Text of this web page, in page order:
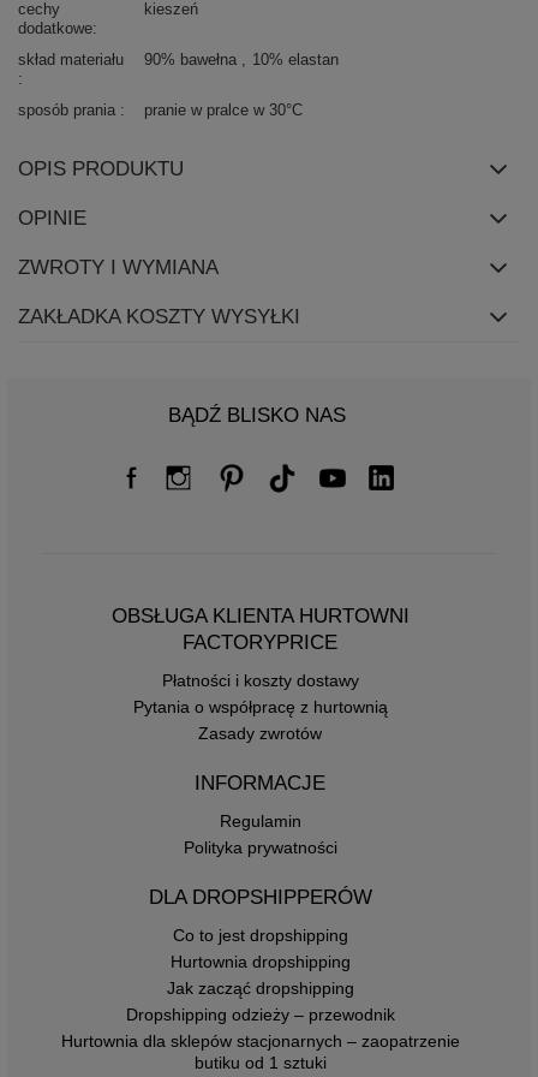
cechy
dodatkowe
kieszeń
skład materiału 90% bawełna 10% elastan
sposób prania pranie w pralce w 30°C
OPIS PRODUKTU
OPINIE
ZWROTY I WYMIANA
ZAKŁADKA KOSZTY WYSYŁKI
BĄDŹ BLISKO NAS
OBSŁUGA KLIENTA HURTOWNI
FACTORYPRICE
Płatności i koszty dostawy
Pytania o współpracę z hurtownią
Zasady zwrotów
INFORMACJE
Regulamin
Polityka prywatności
DLA DROPSHIPPERÓW
Co to jest dropshipping
Hurtownia dropshipping
Jak zacząć dropshipping
Dropshipping odzieży – przewodnik
Hurtownia dla sklepów stacjonarnych – zaopatrzenie
butiku od 1 sztuki